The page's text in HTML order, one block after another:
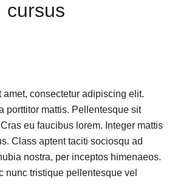
cursus
amet, consectetur adipiscing elit.
porttitor mattis. Pellentesque sit
eu faucibus lorem. Integer mattis
Class aptent taciti sociosqu ad
nostra, per inceptos himenaeos.
nunc tristique pellentesque vel